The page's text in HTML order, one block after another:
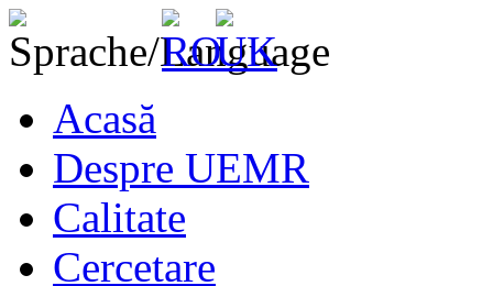
Acasă
Despre UEMR
Calitate
Cercetare